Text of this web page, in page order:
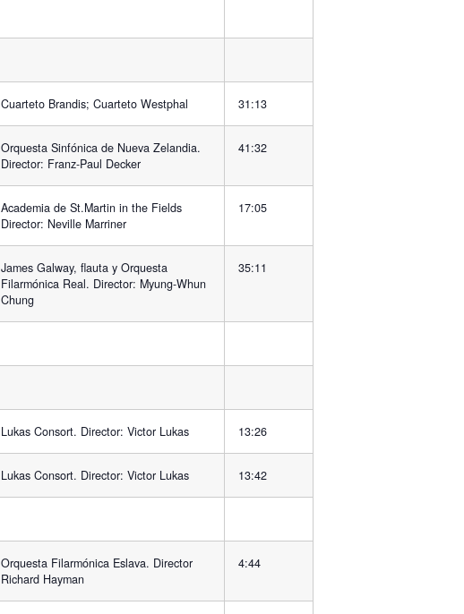
Cuarteto Brandis; Cuarteto Westphal 31:13
Orquesta Sinfónica de Nueva Zelandia.
Director: Franz-Paul Decker
41:32
Academia de St.Martin in the Fields
Director: Neville Marriner
17:05
James Galway, flauta y Orquesta
Filarmónica Real. Director: Myung-Whun
Chung
35:11
Lukas Consort. Director: Victor Lukas 13:26
Lukas Consort. Director: Victor Lukas 13:42
Orquesta Filarmónica Eslava. Director
Richard Hayman
4:44